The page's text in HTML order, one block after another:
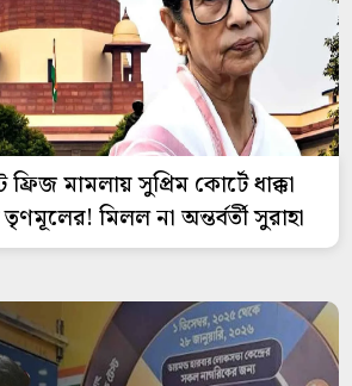
ফ্রিজ মামলায় সুপ্রিম কোর্টে ধাক্কা
মিলল না অন্তর্বর্তী সুরাহা